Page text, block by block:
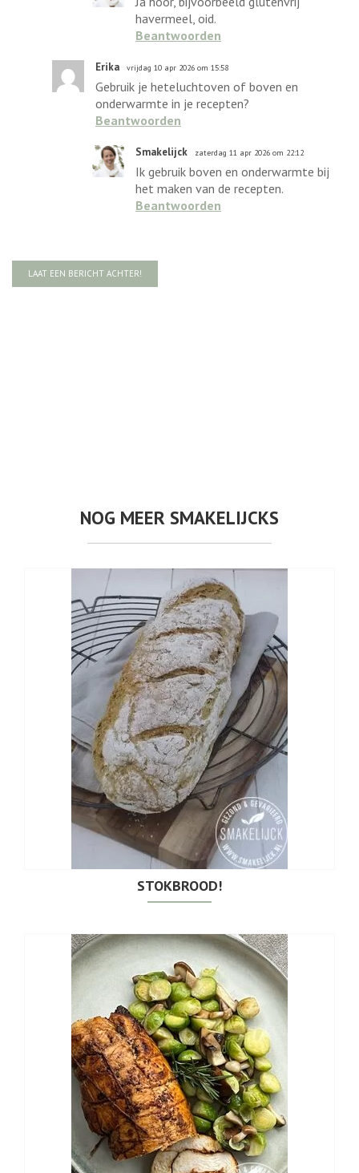
havermeel, oid.
Beantwoorden
Erika vrijdag 10 apr 2026 om 15:58
Gebruik je heteluchtoven of boven en
onderwarmte in je recepten?
Beantwoorden
Smakelijck zaterdag 11 apr 2026 om 22:12
Ik gebruik boven en onderwarmte bij
het maken van de recepten.
Beantwoorden
LAAT EEN BERICHT ACHTER!
NOG MEER SMAKELIJCKS
STOKBROOD!